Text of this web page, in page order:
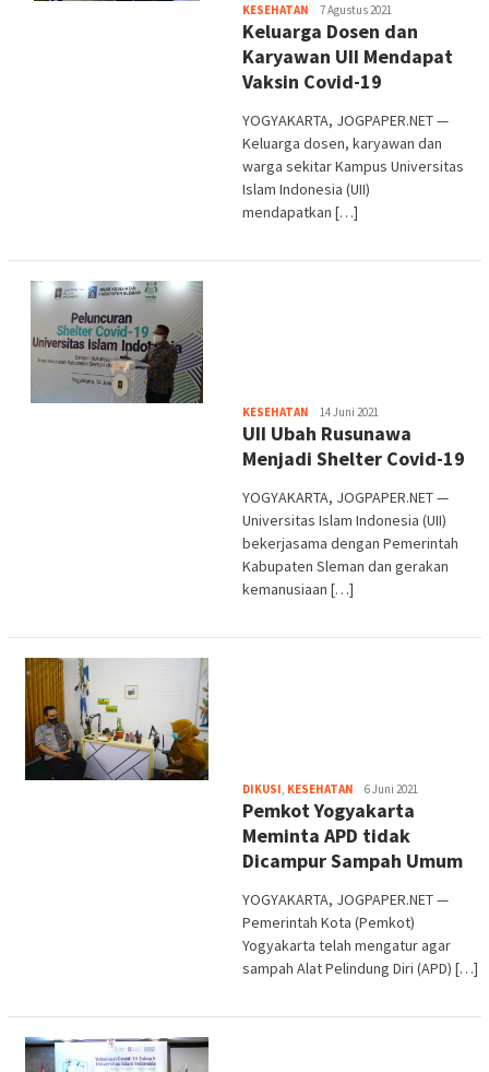
KESEHATAN Heri
Purwata
7 Agustus 2021
Keluarga Dosen dan
Karyawan UII Mendapat
Vaksin Covid-19
YOGYAKARTA, JOGPAPER.NET —
Keluarga dosen, karyawan dan
warga sekitar Kampus Universitas
Islam Indonesia (UII)
mendapatkan […]
KESEHATAN Heri
Purwata
14 Juni 2021
UII Ubah Rusunawa
Menjadi Shelter Covid-19
YOGYAKARTA, JOGPAPER.NET —
Universitas Islam Indonesia (UII)
bekerjasama dengan Pemerintah
Kabupaten Sleman dan gerakan
kemanusiaan […]
DIKUSI, KESEHATAN Heri
Purwata
6 Juni 2021
Pemkot Yogyakarta
Meminta APD tidak
Dicampur Sampah Umum
YOGYAKARTA, JOGPAPER.NET —
Pemerintah Kota (Pemkot)
Yogyakarta telah mengatur agar
sampah Alat Pelindung Diri (APD) […]